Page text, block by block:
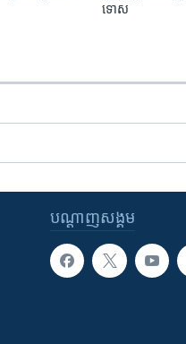
ទោស
បណ្តាញ​សង្គម